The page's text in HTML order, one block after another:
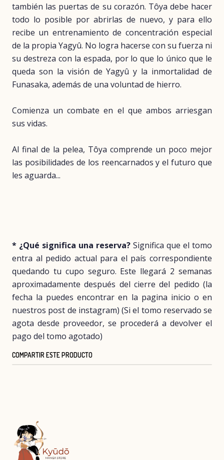
también las puertas de su corazón. Tôya debe hacer
todo lo posible por abrirlas de nuevo, y para ello
recibe un entrenamiento de concentración especial
de la propia Yagyû. No logra hacerse con su fuerza ni
su destreza con la espada, por lo que lo único que le
queda son la visión de Yagyû y la inmortalidad de
Funasaka, además de una voluntad de hierro.
Comienza un combate en el que ambos arriesgan
sus vidas.
Al final de la pelea, Tôya comprende un poco mejor
las posibilidades de los reencarnados y el futuro que
les aguarda...
* ¿Qué significa una reserva? Significa que el tomo
entra al pedido actual para el país correspondiente
quedando tu cupo seguro. Este llegará 2 semanas
aproximadamente después del cierre del pedido (la
fecha la puedes encontrar en la pagina inicio o en
nuestros post de instagram) (Si el tomo reservado se
agota desde proveedor, se procederá a devolver el
pago del tomo agotado)
COMPARTIR ESTE PRODUCTO